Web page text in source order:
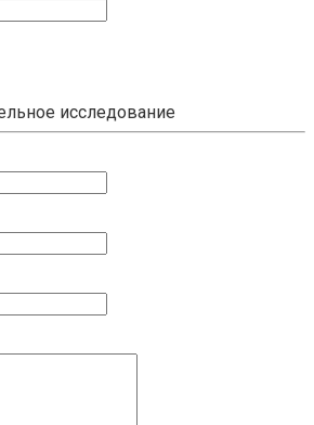
исследование